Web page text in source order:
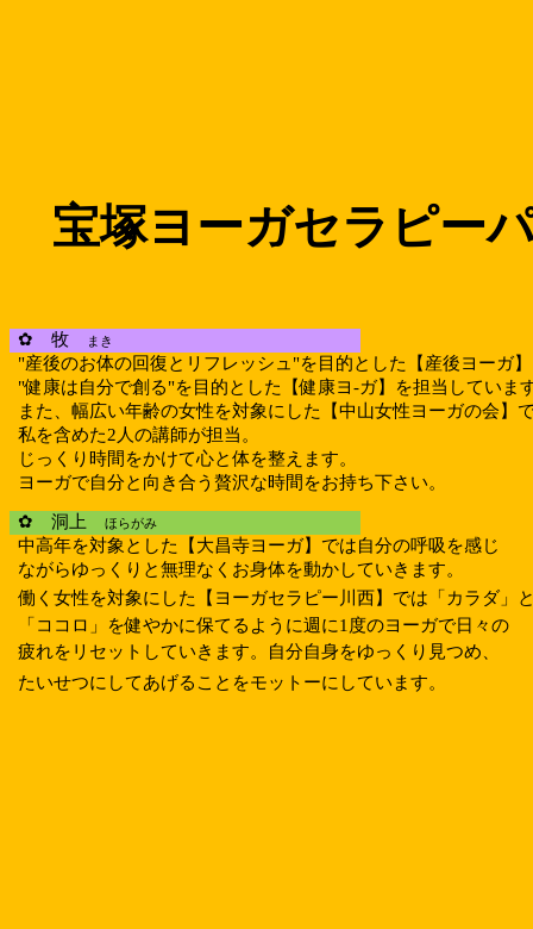
宝塚ヨーガセラピー
✿ 牧 まき
"産後のお体の回復とリフレッシュ"を目的とした【産後ヨーガ】
"健康は自分で創る"を目的とした【健康ヨ-ガ】を担当していま
また、幅広い年齢の女性を対象にした【中山女性ヨーガの会】
私を含めた2 人の講師が担当。
じっくり時間をかけて心と体を整えます。
ヨーガで自分と向き合う贅沢な時間をお持ち下さい。
✿ 洞上 ほらがみ
中高年を対象とした【大昌寺ヨーガ】では自分の呼吸を感じ
ながらゆっくりと無理なくお身体を動かしていきます。
働く女性を対象にした【ヨーガセラピー川西】では「カラダ」
「ココロ」を健やかに保てるように週に1 度のヨーガで日々の
疲れをリセットしていきます。自分自身をゆっくり見つめ、
たいせつにしてあげることをモットーにしています。